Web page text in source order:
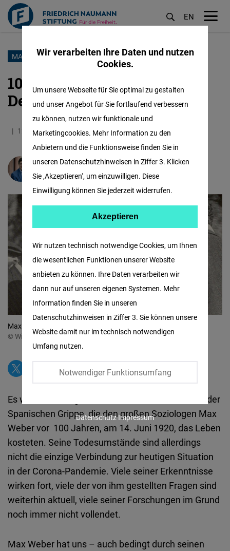
Direkt
Inhalt
EN
MAX WEBER
100 Jahre Max Weber: Sein
Denken lebt fort
12.06.2020 6.0 Minuten Deutschland
Max Weber 1917 auf der Lauensteginer Tagung
© Wikimedia Commons
Es waren die Folgen einer weltweiten Pandemie, der
Spanischen Grippe, die den großen Soziologen Max
Weber vor 100 Jahren, am 14. Juni 1920, das Leben
kosteten. Seine Todesumstände sind allerdings
nicht die einzige Verbindung zur heutigen Situation
in der Corona-Pandemie. Viele seiner Erkenntnisse
wirken fort, viele der von ihm gestellten Fragen sind
weiterhin aktuell, viele seiner Forschungen im Grund
noch immer nicht vollendet.
Max Weber hat uns – auch bedingt durch seinen
Wir verarbeiten Ihre Daten und nutzen
Cookies.
Wir nutzen technisch notwendige Cookies, um Ihnen
die wesentlichen Funktionen unserer Website
anbieten zu können. Ihre Daten verarbeiten wir
dann nur auf unseren eigenen Systemen. Mehr
Information finden Sie in unseren
Datenschutzhinweisen in Ziffer 3. Sie können unsere
Website damit nur im technisch notwendigen
Umfang nutzen.
Notwendiger Funktionsumfang
Um unsere Webseite für Sie optimal zu gestalten
und unser Angebot für Sie fortlaufend verbessern
zu können, nutzen wir funktionale und
Marketingcookies. Mehr Information zu den
Anbietern und die Funktionsweise finden Sie in
unseren Datenschutzhinweisen in Ziffer 3. Klicken
Sie ‚Akzeptieren‘, um einzuwilligen. Diese
Einwilligung können Sie jederzeit widerrufen.
Facebook
Embed
Twitter
Embed
Instagram
Embed
Google
Maps
Embed
Cloudinary
Embed
Akzeptieren Akzeptieren
Datenschutz Impressum